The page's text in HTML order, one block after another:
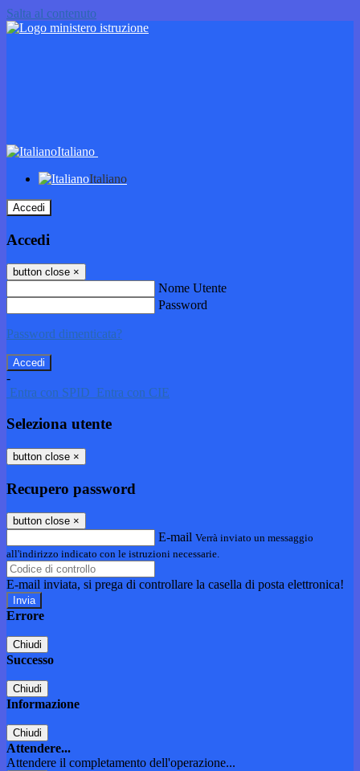
Salta al contenuto
Italiano
Italiano
Accedi
Accedi
button close ×
Nome Utente
Password
Password dimenticata?
-
Entra con SPID Entra con CIE
Seleziona utente
button close ×
Recupero password
button close ×
E-mail Verrà inviato un messaggio
all'indirizzo indicato con le istruzioni necessarie.
E-mail inviata, si prega di controllare la casella di posta elettronica!
Errore
Chiudi
Successo
Chiudi
Informazione
Chiudi
Attendere...
Attendere il completamento dell'operazione...